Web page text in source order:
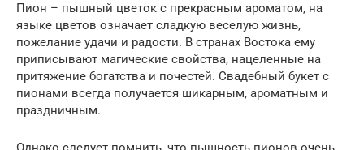
Пион – пышный цветок с прекрасным ароматом, на
языке цветов означает сладкую веселую жизнь,
пожелание удачи и радости. В странах Востока ему
приписывают магические свойства, нацеленные на
притяжение богатства и почестей. Свадебный букет с
пионами всегда получается шикарным, ароматным и
праздничным.